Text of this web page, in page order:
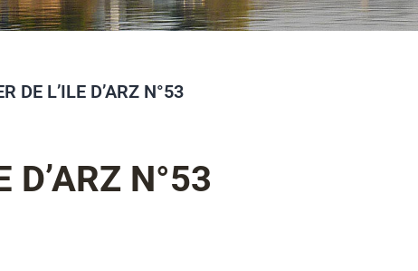
DE L’ILE D’ARZ N°53
D’ARZ N°53